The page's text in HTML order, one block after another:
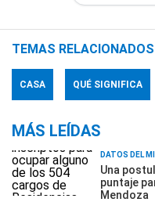
TEMAS RELACIONADOS
CASA QUÉ SIGNIFICA
MÁS LEÍDAS
DATOS DEL
Una
puntaje
Mendoza